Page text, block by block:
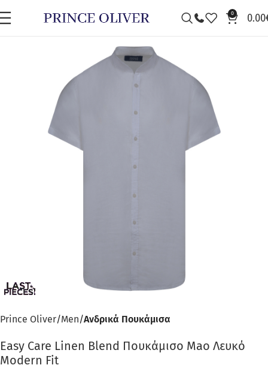
0 0.00
Prince Oliver Men Ανδρικά Πουκάμισα
Easy Care Linen Blend Πουκάμισο Mao Λευκό
Modern Fit